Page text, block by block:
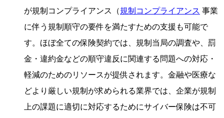
が規制コンプライアンス（規制コンプライアンス 事業
に伴う規制順守の要件を満たすための支援も可能で
す。ほぼ全ての保険契約では、規制当局の調査や、罰
金・違約金などの順守違反に関連する問題への対応・
軽減のためのリソースが提供されます。金融や医療な
どより厳しい規制が求められる業界では、企業が規制
上の課題に適切に対応するためにサイバー保険は不可